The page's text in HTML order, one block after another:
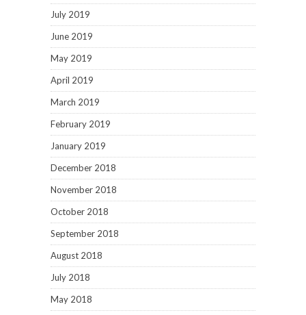
July 2019
June 2019
May 2019
April 2019
March 2019
February 2019
January 2019
December 2018
November 2018
October 2018
September 2018
August 2018
July 2018
May 2018